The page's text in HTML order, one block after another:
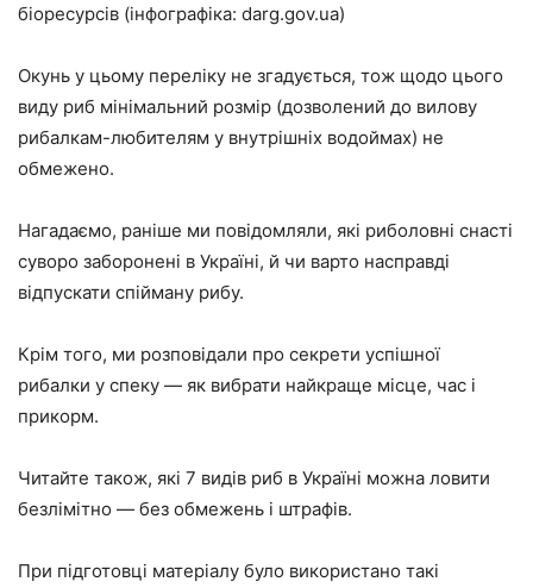
біоресурсів (інфографіка: darg.gov.ua)
Окунь у цьому переліку не згадується, тож щодо цього
виду риб мінімальний розмір (дозволений до вилову
рибалкам-любителям у внутрішніх водоймах) не
обмежено.
Нагадаємо, раніше ми повідомляли, які риболовні снасті
суворо заборонені в Україні, й чи варто насправді
відпускати спійману рибу.
Крім того, ми розповідали про секрети успішної
рибалки у спеку — як вибрати найкраще місце, час і
прикорм.
Читайте також, які 7 видів риб в Україні можна ловити
безлімітно — без обмежень і штрафів.
При підготовці матеріалу було використано такі